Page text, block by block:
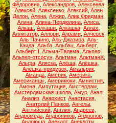
Фёдоровна, Александров, Алексеева,
Алексей Алексенко Алексий Ален
Делон Алена Алжир Алик Фридман
Алина Алина-Пердюлина Алиса
Алкаш Алкаши Алкашка Аллах
Аллигатор, Аллори, Алрами, Алчевск,
Аль Пачино, Аль-Джазира, Аль-
Каида Альба Альбац Альберт,
Альберт I Альма-Тадема Альпер
Альпер-отсосун Альтман АльтманХ
Альфа Аляска Алёша Алёшка
Алёшка-придурок, Амальрик,
Аманда Америк Америка
Американцы Америкюки Амнистия
Амона Ампутация Амстердам
Амстердамская школа, Амур, Анал,
Анализ Анархист, Анастасия
Анатолий Панков Ангелы
Английский, Англия, Андреев,
Андромеда, Андроников, Андропов,
Андрюша Анекдот, Анекдоты